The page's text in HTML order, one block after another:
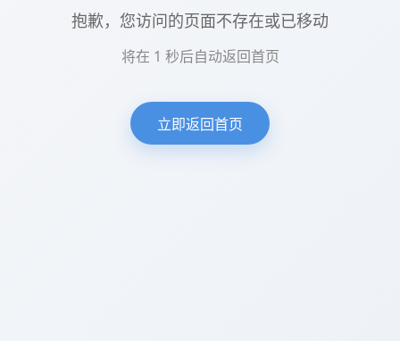
抱歉，您访问的页面不存在或已移动
将在 1 秒后自动返回首页
立即返回首页